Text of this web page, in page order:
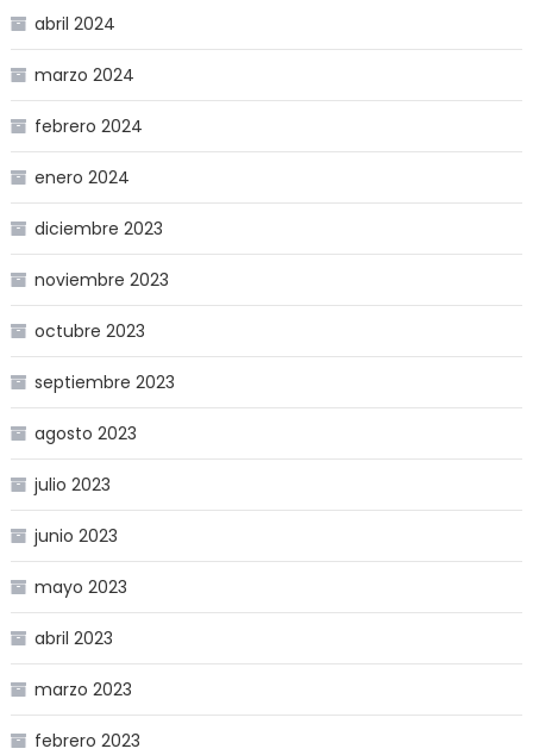
abril 2024
marzo 2024
febrero 2024
enero 2024
diciembre 2023
noviembre 2023
octubre 2023
septiembre 2023
agosto 2023
julio 2023
junio 2023
mayo 2023
abril 2023
marzo 2023
febrero 2023